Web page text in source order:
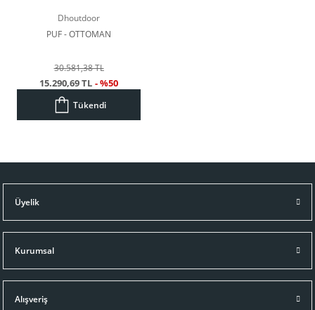
Dhoutdoor
PUF - OTTOMAN
30.581,38 TL
15.290,69 TL - %50
Tükendi
Üyelik
Kurumsal
Alışveriş